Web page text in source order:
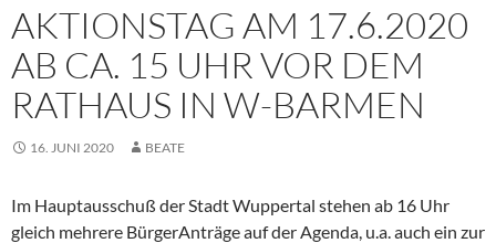
AKTIONSTAG AM 17.6.2020
AB CA. 15 UHR VOR DEM
RATHAUS IN W-BARMEN
16. JUNI 2020 BEATE
Im Hauptausschuß der Stadt Wuppertal stehen ab 16 Uhr
gleich mehrere BürgerAnträge auf der Agenda, u.a. auch ein zur